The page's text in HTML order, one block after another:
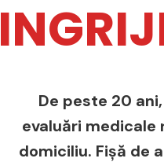
De peste 20
evaluări
domiciliu. Fișă de